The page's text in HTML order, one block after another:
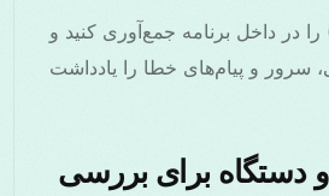
در داخل برنامه جمع‌آوری کنید و
سرور و پیام‌های خطا را یادداشت
دستگاه برای بررسی